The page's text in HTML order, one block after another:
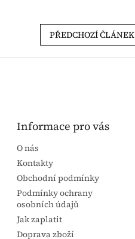
PŘEDCHOZÍ ČLÁNEK
Informace pro vás
O nás
Kontakty
Obchodní podmínky
Podmínky ochrany
osobních údajů
Jak zaplatit
Doprava zboží